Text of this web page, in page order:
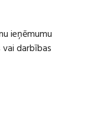
ieņēmumu
darbības